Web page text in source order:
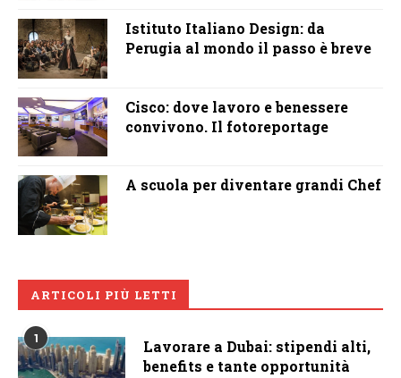
Istituto Italiano Design: da
Perugia al mondo il passo è breve
Cisco: dove lavoro e benessere
convivono. Il fotoreportage
A scuola per diventare grandi Chef
ARTICOLI PIÙ LETTI
1
Lavorare a Dubai: stipendi alti,
benefits e tante opportunità